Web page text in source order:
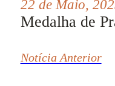
22 de Maio,
Medalha de
Notícia Anterior